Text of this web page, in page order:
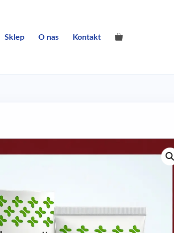
Sklep O nas Kontakt